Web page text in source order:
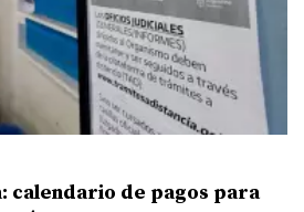
calendario de pagos para